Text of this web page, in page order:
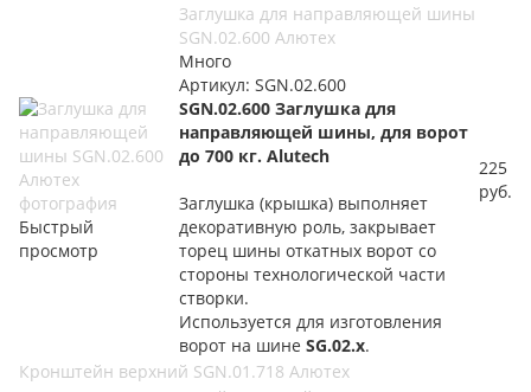
Быстрый
просмотр
Заглушка для направляющей шины
SGN.02.600 Алютех
Много
Артикул: SGN.02.600
SGN.02.600 Заглушка для
направляющей шины, для ворот
до 700 кг. Alutech
Заглушка (крышка) выполняет
декоративную роль, закрывает
торец шины откатных ворот со
стороны технологической части
створки.
Используется для изготовления
ворот на шине SG.02.x.
225
руб.
Кронштейн верхний SGN.01.718 Алютех